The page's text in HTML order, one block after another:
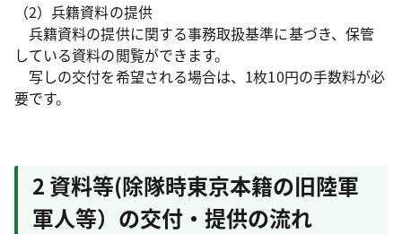
（2）兵籍資料の提供
兵籍資料の提供に関する事務取扱基準に基づき、保管
している資料の閲覧ができます。
写しの交付を希望される場合は、1枚10円の手数料が必
要です。
2 資料等(除隊時東京本籍の旧陸軍
軍人等）の交付・提供の流れ